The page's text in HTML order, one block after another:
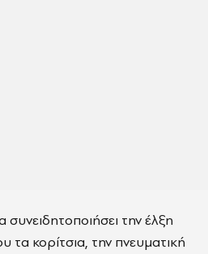
την έλξη
κορίτσια, την πνευµατική